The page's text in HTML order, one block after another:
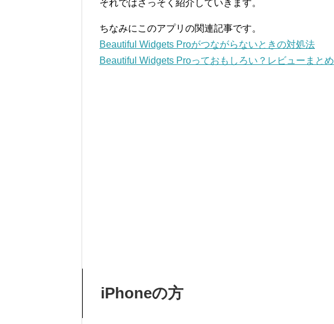
それではさっそく紹介していきます。
ちなみにこのアプリの関連記事です。
Beautiful Widgets Proがつながらないときの対処法
Beautiful Widgets Proっておもしろい？レビューまとめ
iPhoneの方